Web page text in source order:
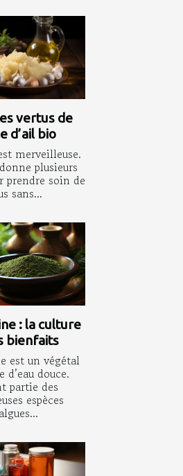
vertus de
d’ail bio
merveilleuse.
plusieurs
prendre soin de
sans...
: la culture
bienfaits
est un végétal
d’eau douce.
partie des
espèces